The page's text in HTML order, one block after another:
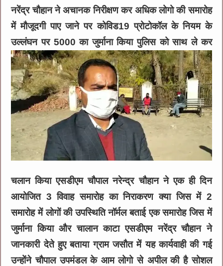
नरेंद्र चौहान ने अचानक निरीक्षण कर अधिक लोगो की समारोह
में मौजूदगी पाए जाने पर कोविड19 प्रोटोकॉल के नियम के
उल्लंघन पर 5000 का जुर्माना किया पुलिस को साथ ले कर
चलान किया एसडीएम चौपाल नरेन्द्र चौहान ने एक ही दिन
आयोजित 3 विवाह समारोह का निराकरण क्या जिस में 2
समारोह में लोगों की उपस्थिति नॉर्मल बताई एक समारोह जिस में
जुर्माना किया और चालान काटा एसडीएम नरेंद्र चौहान ने
जानकारी देते हुए बताया ग्राम जसौत में यह कार्यवाही की गई
उन्होंने चौपाल उपमंडल के आम लोगो से अपील की है सोशल